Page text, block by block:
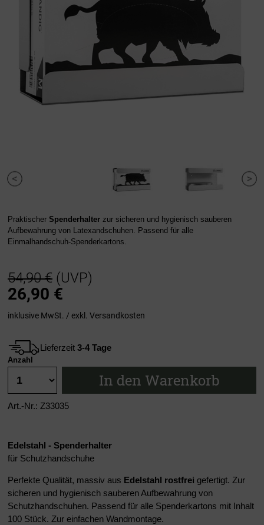
Praktischer Spenderhalter zur sicheren und hygienisch sauberen
Aufbewahrung von Latexandschuhen. Passend für alle
Einmalhandschuh-Spenderkartons.
54,90 € (UVP)
26,90 €
inklusive MwSt. / exkl. Versandkosten
Lieferzeit 3-4 Tage
Anzahl
In den Warenkorb
Art.-Nr.: Z33035
Edelstahl - Spenderhalter
für Schutzhandschuhe
Perfekte Qualität, massiv aus Edelstahl rostfrei gefertigt. Zur
sicheren und hygienisch sauberen Aufbewahrung von
Schutzhandschuhen. Passend für alle Spenderkartons mit Inhalt
100 Stück. Zur einfachen Wandmontage.